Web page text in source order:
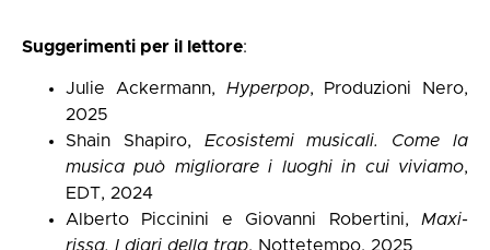
Suggerimenti per il lettore:
Julie Ackermann, Hyperpop, Produzioni Nero,
2025
Shain Shapiro, Ecosistemi musicali. Come la
musica può migliorare i luoghi in cui viviamo,
EDT, 2024
Alberto Piccinini e Giovanni Robertini, Maxi-
rissa. I diari della trap, Nottetempo, 2025